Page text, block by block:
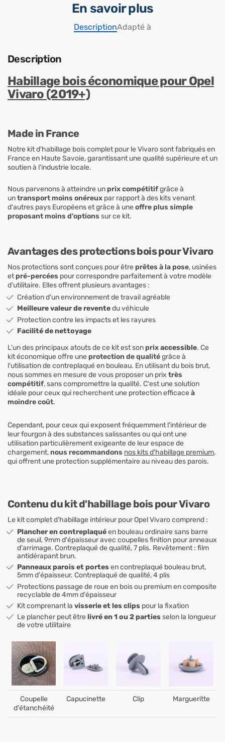
En savoir plus
DescriptionAdapté à
Description
Habillage bois économique pour Opel
Vivaro (2019+)
Made in France
Notre kit d'habillage bois complet pour le Vivaro sont fabriqués en
France en Haute Savoie, garantissant une qualité supérieure et un
soutien à l'industrie locale.
Nous parvenons à atteindre un prix compétitifgrâce à
untransport moins onéreux par rapport à des kits venant
d'autres pays Européens et grâce à une offre plus simple
proposant moins d'options sur ce kit.
Avantages des protections bois pour Vivaro
Nos protections sont conçues pour être prêtes à la pose, usinées
etpré-percées pour correspondre parfaitement à votre modèle
d'utilitaire. Elles offrent plusieurs avantages :
Création d'un environnement de travail agréable
Meilleure valeur de reventedu véhicule
Protection contre les impacts et les rayures
Facilité de nettoyage
L'un des principaux atouts de ce kit est son prixaccessible. Ce
kit économique offre une protection de qualitégrâce à
l'utilisation de contreplaqué en bouleau. En utilisant du bois brut,
nous sommes en mesure de vous proposer un prix très
compétitif, sans compromettre la qualité. C'est une solution
idéale pour ceux qui recherchent une protection efficace à
moindre coût.
Cependant, pour ceux qui exposent fréquemment l'intérieur de
leur fourgon à des substances salissantes ou qui ont une
utilisation particulièrement exigeante de leur espace de
chargement, nous recommandons nos kits d'habillage premium,
qui offrent une protection supplémentaire au niveau des parois.
Contenu du kit d'habillage bois pour Vivaro
Le kit complet d'habillage intérieur pour Opel Vivaro comprend :
Plancher en contreplaquéen bouleau ordinairesans barre
de seuil, 9mm d'épaisseur avec coupelles finition pour anneaux
d'arrimage. Contreplaqué de qualité, 7 plis. Revêtement : film
antidérapant brun.
Panneaux parois et portesen contreplaqué bouleau brut,
5mm d'épaisseur. Contreplaqué de qualité, 4 plis
Protections passage de roue en bois ou premium en composite
recyclable de 4mm d'épaisseur
Kit comprenant lavisserie et les clips pour la fixation
Le plancher peut êtrelivré en 1 ou 2 partiesselon la longueur
de votre utilitaire
Coupelle
d'étanchéité
Capucinette Clip Margueritte